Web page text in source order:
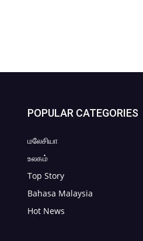
POPULAR CATEGORIES
மலேசியா
உலகம்
Top Story
Bahasa Malaysia
Hot News